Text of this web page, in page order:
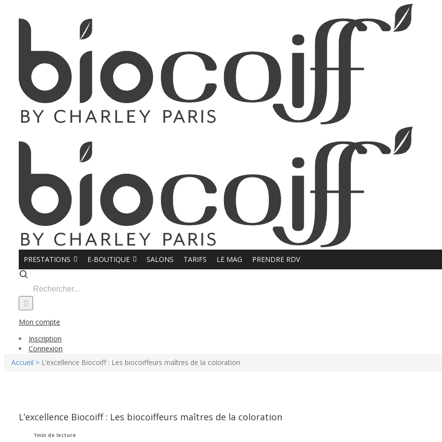
PRESTATIONS E-BOUTIQUE SALONS TARIFS LE MAG PRENDRE RDV
Search
for:
Mon compte
Inscription
Connexion
Accueil > L’excellence Biocoiff : Les biocoiffeurs maîtres de la coloration
L’excellence Biocoiff : Les biocoiffeurs maîtres de la coloration
1min de lecture